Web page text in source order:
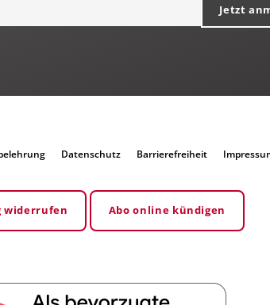
Jetzt
Datenschutz Barrierefreiheit
widerrufen Abo online kündigen